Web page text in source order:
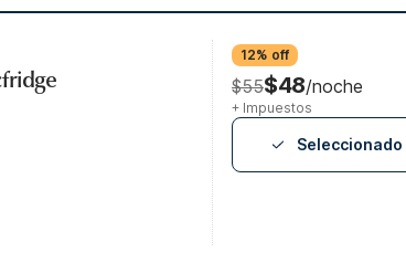
12% off
$55$48/noche
+ Impuestos
Seleccionado